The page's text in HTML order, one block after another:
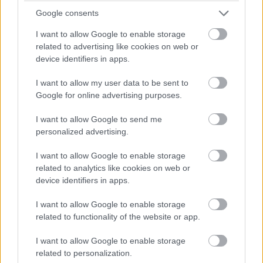
Google consents
I want to allow Google to enable storage
related to advertising like cookies on web or
device identifiers in apps.
I want to allow my user data to be sent to
Google for online advertising purposes.
I want to allow Google to send me
personalized advertising.
I want to allow Google to enable storage
related to analytics like cookies on web or
device identifiers in apps.
I want to allow Google to enable storage
related to functionality of the website or app.
I want to allow Google to enable storage
related to personalization.
Egy nullkalóriás zöldség, ami nagyon jól
variálható és igazán egészséges
Vitaminok a változókori kellemetlen
panaszok ellen (TOP 4)